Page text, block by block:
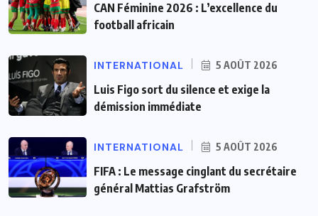
CAN Féminine 2026 : L’excellence du
football africain
INTERNATIONAL 5 AOÛT 2026
Luis Figo sort du silence et exige la
démission immédiate
INTERNATIONAL 5 AOÛT 2026
FIFA : Le message cinglant du secrétaire
général Mattias Grafström